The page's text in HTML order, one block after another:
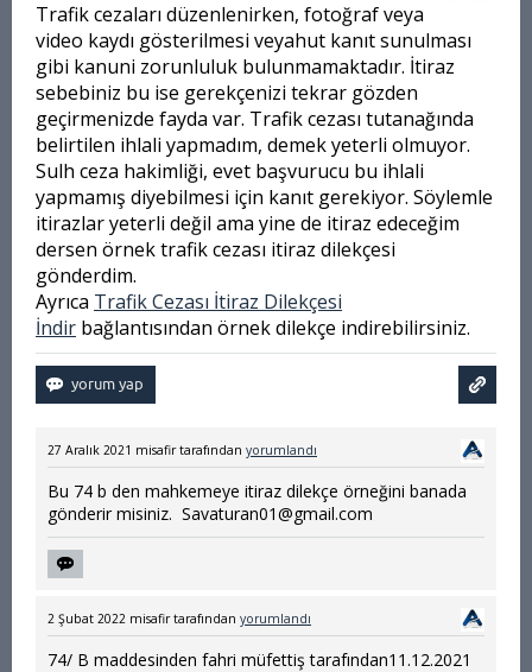
Trafik cezaları düzenlenirken, fotoğraf veya
video kaydı gösterilmesi veyahut kanıt sunulması
gibi kanuni zorunluluk bulunmamaktadır. İtiraz
sebebiniz bu ise gerekçenizi tekrar gözden
geçirmenizde fayda var. Trafik cezası tutanağında
belirtilen ihlali yapmadım, demek yeterli olmuyor.
Sulh ceza hakimliği, evet başvurucu bu ihlali
yapmamış diyebilmesi için kanıt gerekiyor. Söylemle
itirazlar yeterli değil ama yine de itiraz edeceğim
dersen örnek trafik cezası itiraz dilekçesi
gönderdim.
Ayrıca Trafik Cezası İtiraz Dilekçesi
İndir bağlantısından örnek dilekçe indirebilirsiniz.
27 Aralık 2021 misafir tarafından yorumlandı
Bu 74 b den mahkemeye itiraz dilekçe örneğini banada
gönderir misiniz. Savaturan01@gmail.com
2 Şubat 2022 misafir tarafından yorumlandı
74/ B maddesinden fahri müfettiş tarafından11.12.2021